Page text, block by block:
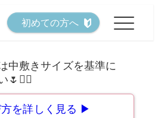
初めての方へ
を詳しく見る ▶